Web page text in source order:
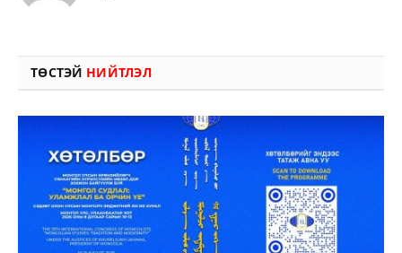
ТӨСТЭЙ НИЙТЛЭЛ